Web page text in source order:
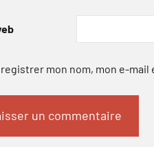
mon nom, mon e-mail